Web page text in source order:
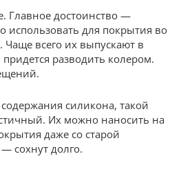
Главное достоинство —
использовать для покрытия во
всего их выпускают в
разводить колером.
силикона, такой
Их можно наносить на
даже со старой
сохнут долго.